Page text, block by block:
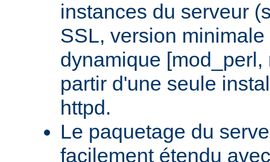
instances du serveur
SSL, version
dynamique
partir d'une seule
httpd.
Le paquetage du
facilement étendu